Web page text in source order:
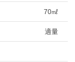
70㎖
適量